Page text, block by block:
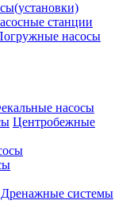
станции
насосы
насосы
Центробежные
Дренажные системы